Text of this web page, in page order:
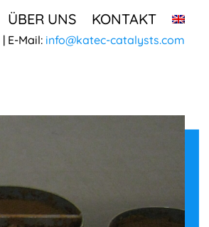
ÜBER UNS KONTAKT
| E-Mail: info@katec-catalysts.com